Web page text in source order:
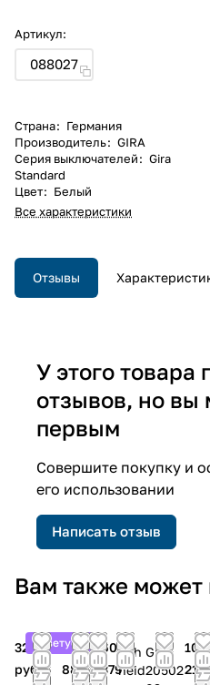
Артикул:
088027
Страна: Германия
Производитель: GIRA
Серия выключателей: Gira
Standard
Цвет: Белый
Все характеристики
Отзывы
У этого товара
отзывов, но вы
первым
Совершите покупку и
его использовании
Написать отзыв
Вам также может
Советуем
32 548
руб.
33
880
60
379
Sch
neid
Gira
20502
104
210